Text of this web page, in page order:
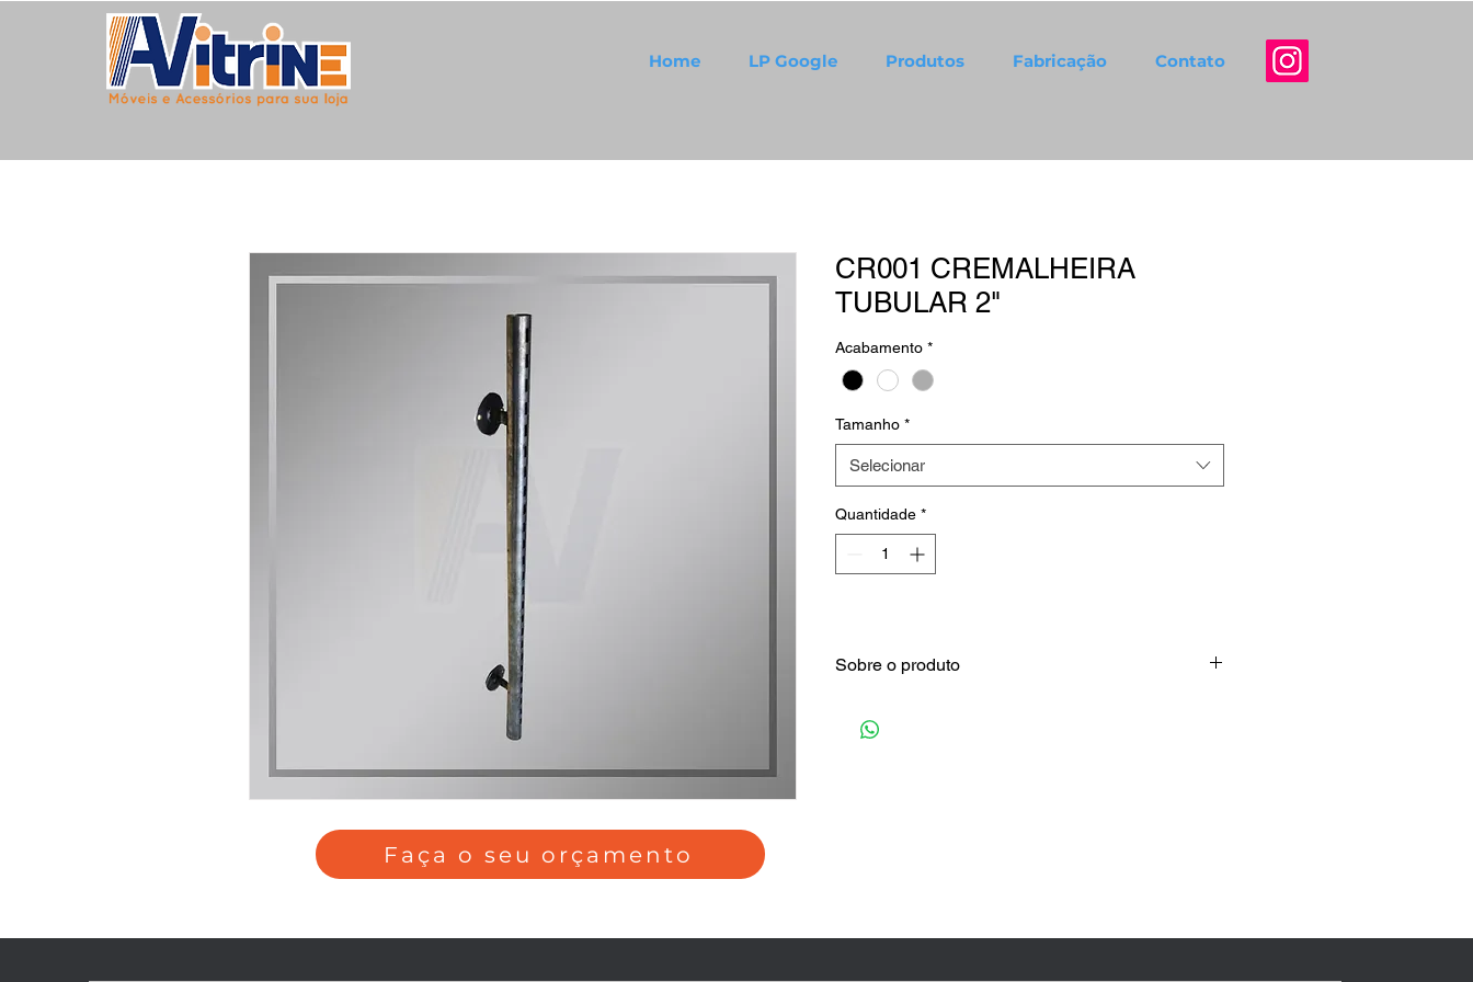
Home LP Google Produtos Fabricação Contato
CR001 CREMALHEIRA
TUBULAR 2"
Acabamento *
Tamanho *
Selecionar
Quantidade *
Sobre o produto
Faça o seu orçamento